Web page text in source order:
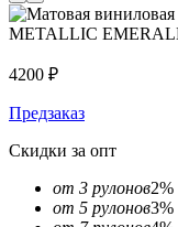
4200 ₽
Предзаказ
Скидки за опт
от 3 рулонов2%
от 5 рулонов3%